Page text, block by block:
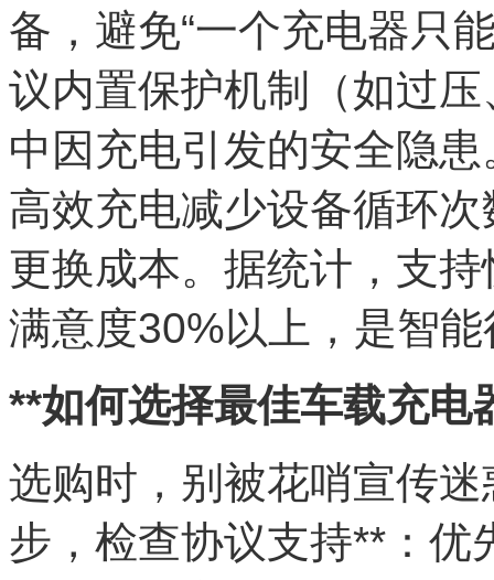
备，避免“一个充电器只
议内置保护机制（如过
中因充电引发的安全隐
高效充电减少设备循环
更换成本。据统计，支
满意度30%以上，是智
**如何选择最佳车载充电
选购时，别被花哨宣传
步，检查协议支持**：优